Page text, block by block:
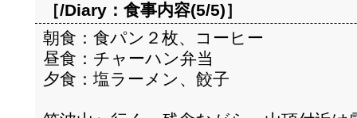
［/Diary： 食事内容(5/5)］
朝食：食パン２枚、コーヒー
昼食：チャーハン弁当
夕食：塩ラーメン、餃子